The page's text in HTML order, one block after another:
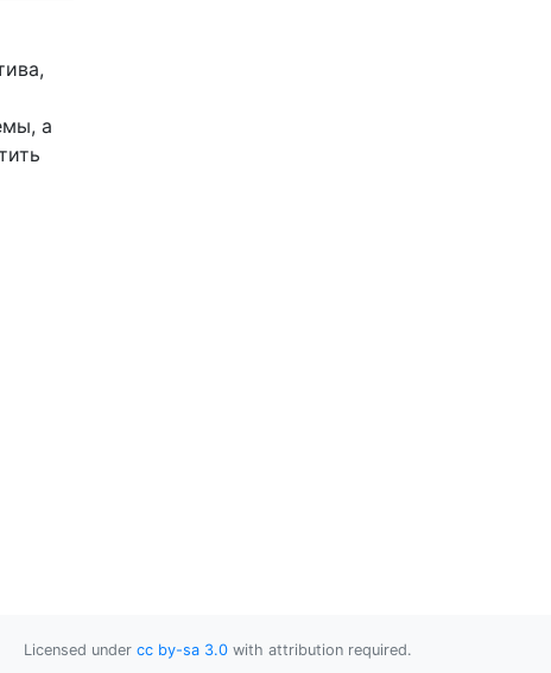
а
Licensed under cc by-sa 3.0 with attribution required.